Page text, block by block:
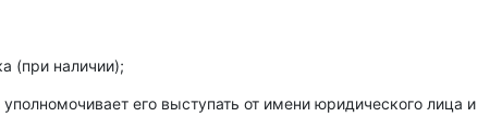
(при наличии);
его выступать от имени юридического лица и